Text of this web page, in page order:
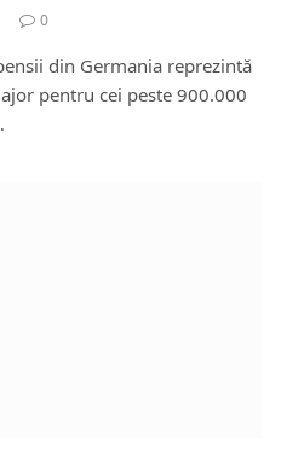
0
din Germania reprezintă
pentru cei peste 900.000